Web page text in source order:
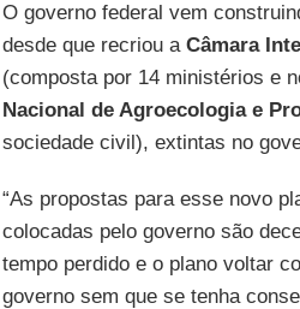
O governo federal vem
desde que recriou a Câmara
(composta por 14 ministérios e
Nacional de Agroecologia e
sociedade civil), extintas no
“As propostas para esse novo
colocadas pelo governo são
tempo perdido e o plano voltar
governo sem que se tenha